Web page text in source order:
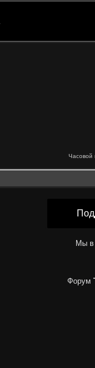
Часовой
Мы в
Форум